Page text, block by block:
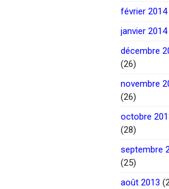
février 2014
janvier 2014
décembre
(26)
novembre
(26)
octobre
(28)
septembre
(25)
août 2013